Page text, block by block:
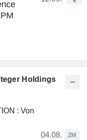
Holdings
: Von
04.08.
ZM